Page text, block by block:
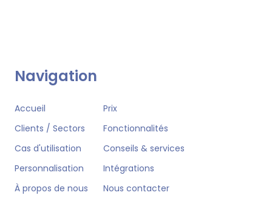
Navigation
Accueil
Prix
Clients / Sectors
Fonctionnalités
Cas d'utilisation
Conseils & services
Personnalisation
Intégrations
À propos de nous
Nous contacter